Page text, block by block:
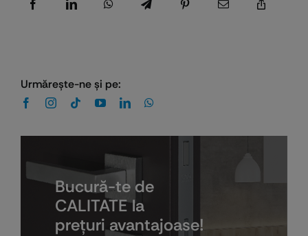
Urmăreşte-ne şi pe:
Bucură-te de
CALITATE la
preţuri avantajoase!